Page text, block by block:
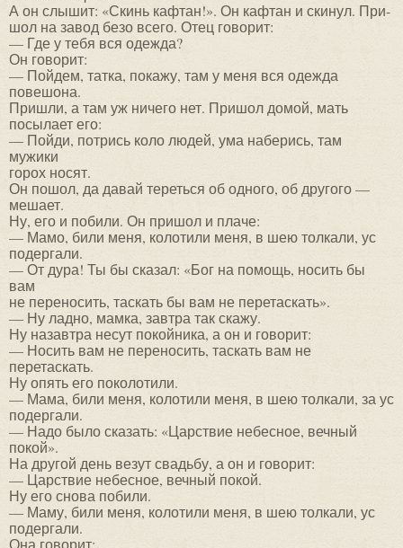
А он слышит: «Скинь кафтан!». Он кафтан и скинул. При-
шол на завод безо всего. Отец говорит:
— Где у тебя вся одежда?
Он говорит:
— Пойдем, татка, покажу, там у меня вся одежда
повешона.
Пришли, а там уж ничего нет. Пришол домой, мать
посылает его:
— Пойди, потрись коло людей, ума наберись, там
мужики
горох носят.
Он пошол, да давай тереться об одного, об другого —
мешает.
Ну, его и побили. Он пришол и плаче:
— Мамо, били меня, колотили меня, в шею толкали, ус
подергали.
— От дура! Ты бы сказал: «Бог на помощь, носить бы
вам
не переносить, таскать бы вам не перетаскать».
— Ну ладно, мамка, завтра так скажу.
Ну назавтра несут покойника, а он и говорит:
— Носить вам не переносить, таскать вам не
перетаскать.
Ну опять его поколотили.
— Мама, били меня, колотили меня, в шею толкали, за ус
подергали.
— Надо было сказать: «Царствие небесное, вечный
покой».
На другой день везут свадьбу, а он и говорит:
— Царствие небесное, вечный покой.
Ну его снова побили.
— Маму, били меня, колотили меня, в шею толкали, ус
подергали.
Она говорит: